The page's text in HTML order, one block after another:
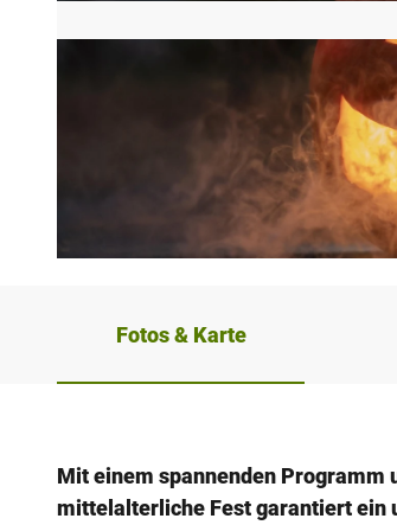
Fotos & Karte
Mit einem spannenden Programm
mittelalterliche Fest garantiert ein